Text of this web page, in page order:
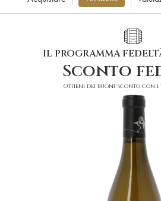
IL PROGRAMMA
Sconto
Ottieni dei buoni sconto con